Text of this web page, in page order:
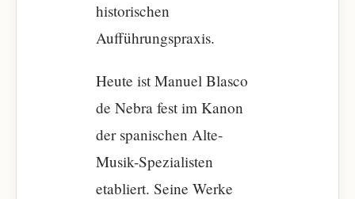
historischen
Aufführungspraxis.
Heute ist Manuel Blasco
de Nebra fest im Kanon
der spanischen Alte-
Musik-Spezialisten
etabliert. Seine Werke